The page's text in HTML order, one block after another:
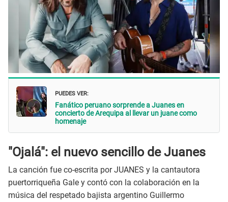
PUEDES VER:
Fanático peruano sorprende a Juanes en
concierto de Arequipa al llevar un juane como
homenaje
"Ojalá": el nuevo sencillo de Juanes
La canción fue co-escrita por JUANES y la cantautora
puertorriqueña Gale y contó con la colaboración en la
música del respetado bajista argentino Guillermo